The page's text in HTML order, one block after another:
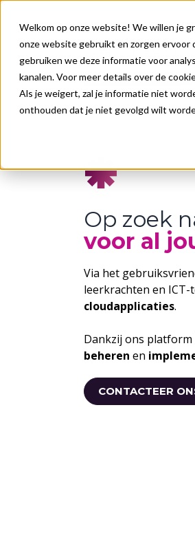
Welkom op onze website! We willen je
onze website gebruikt en zorgen ervoor
gebruiken we deze informatie voor
kanalen. Voor meer details over de
Als je weigert, zal je informatie niet
onthouden dat je niet gevolgd wilt
Onze oplossingen
Op zoek
voor al
Via het
leerkrachten en ICT-
cloudapplicaties.
Dankzij ons
beheren en
CONTACTEER